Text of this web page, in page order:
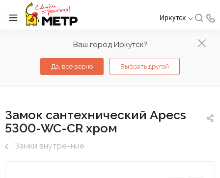
Ваш город Иркутск?
Да, все верно Выбрать другой
Иркутск
Замок сантехнический Apecs
5300-WC-CR хром
Замки внутренние